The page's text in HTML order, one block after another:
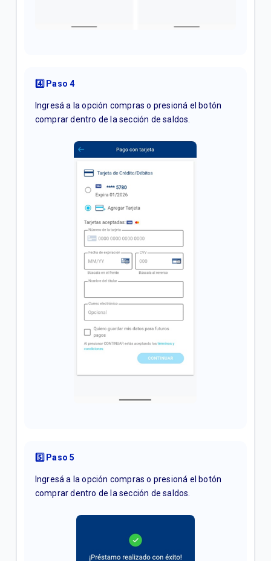
4️⃣ Paso 4
Ingresá a la opción compras o presioná el botón
comprar dentro de la sección de saldos.
5️⃣ Paso 5
Ingresá a la opción compras o presioná el botón
comprar dentro de la sección de saldos.